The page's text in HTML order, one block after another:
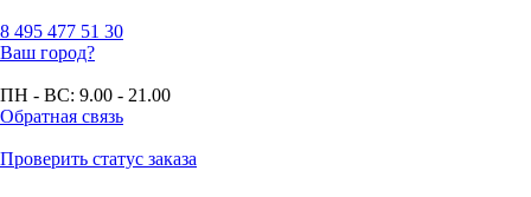
8 495 477 51 30
Ваш город?
ПН - ВС: 9.00 - 21.00
Обратная связь
Проверить статус заказа